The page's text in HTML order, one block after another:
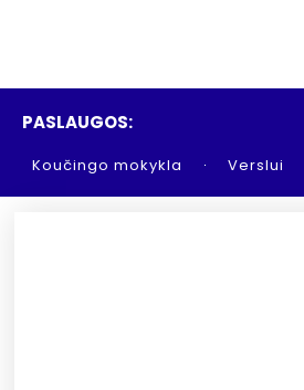
PASLAUGOS:
Koučingo mokykla Verslui